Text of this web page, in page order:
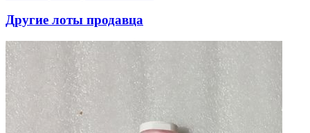
Другие лоты продавца